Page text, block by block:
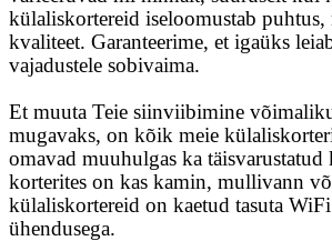
külaliskortereid iseloomustab
kvaliteet. Garanteerime, et igaüks
vajadustele sobivaima.
Et muuta Teie siinviibimine
mugavaks, on kõik meie
omavad muuhulgas ka
korterites on kas kamin, mullivann
külaliskortereid on kaetud tasuta
ühendusega.